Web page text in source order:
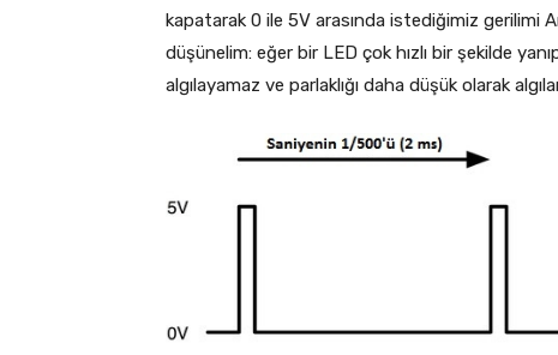
kapatarak 0 ile 5V arasında istediğimiz gerilimi
düşünelim: eğer bir LED çok hızlı bir şekilde
algılayamaz ve parlaklığı daha düşük olarak